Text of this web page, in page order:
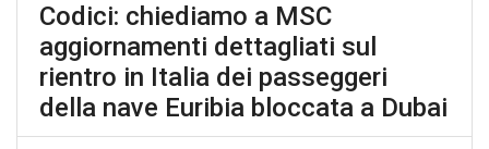
Codici: chiediamo a MSC
aggiornamenti dettagliati sul
rientro in Italia dei passeggeri
della nave Euribia bloccata a Dubai